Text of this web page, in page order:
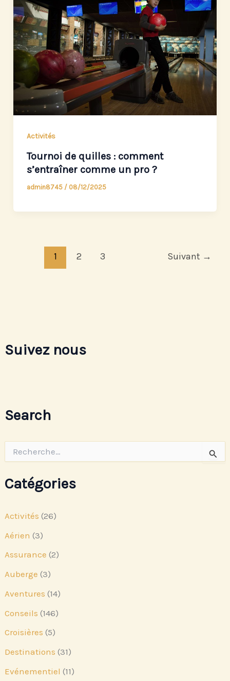
Suivez nous
Search
h
e
h
r
:
Catégories
Activités (26)
Aérien (3)
Assurance (2)
Auberge (3)
Aventures (14)
Conseils (146)
Croisières (5)
Destinations (31)
Evénementiel (11)
Activités
Tournoi de quilles : comment
s’entraîner comme un pro ?
admin8745 / 08/12/2025
1 2 3 Suivant →